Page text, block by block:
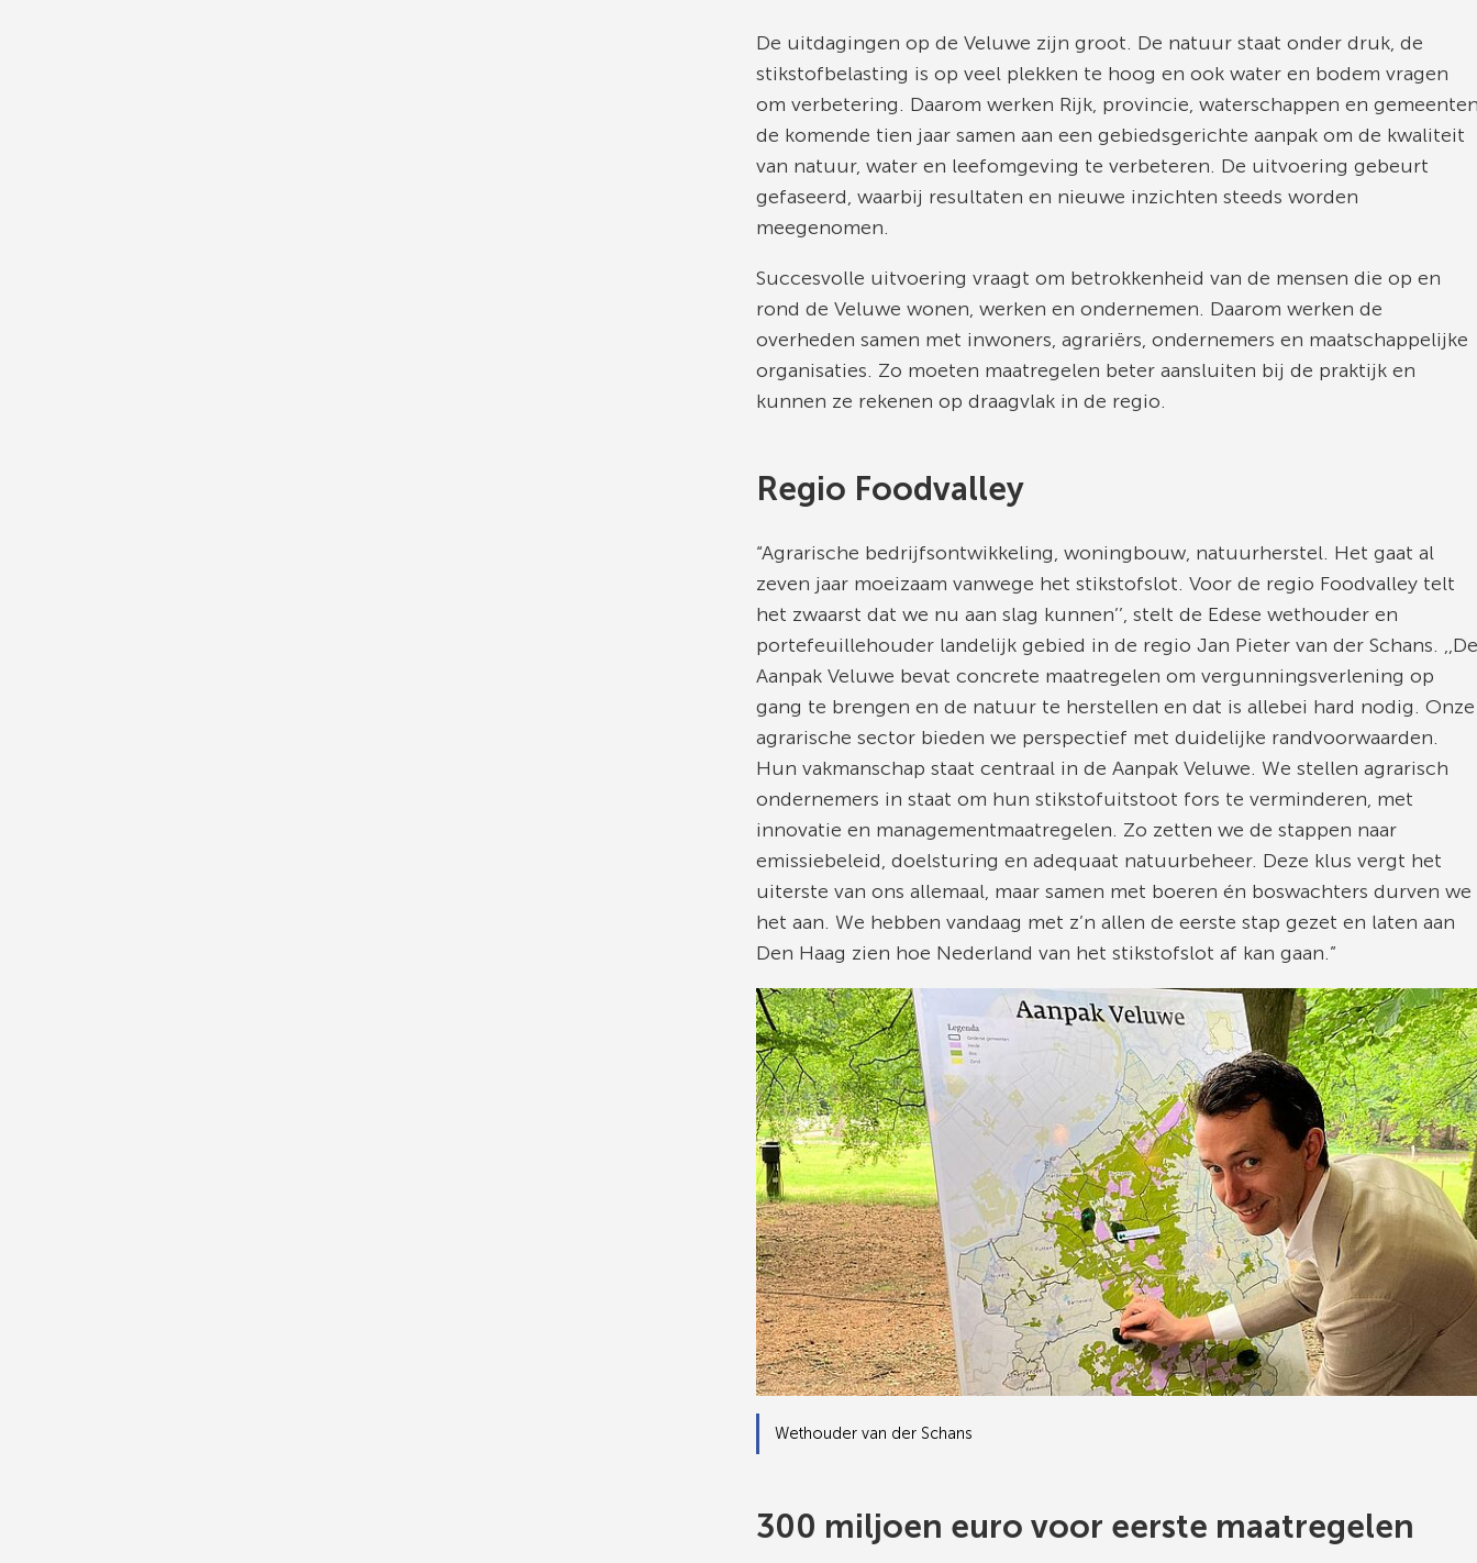
De uitdagingen op de Veluwe zijn groot. De natuur staat onder druk, de
stikstofbelasting is op veel plekken te hoog en ook water en bodem vragen
om verbetering. Daarom werken Rijk, provincie, waterschappen en
de komende tien jaar samen aan een gebiedsgerichte aanpak om de kwaliteit
van natuur, water en leefomgeving te verbeteren. De uitvoering gebeurt
gefaseerd, waarbij resultaten en nieuwe inzichten steeds worden
meegenomen.
Succesvolle uitvoering vraagt om betrokkenheid van de mensen die op en
rond de Veluwe wonen, werken en ondernemen. Daarom werken de
overheden samen met inwoners, agrariërs, ondernemers en maatschappelijke
organisaties. Zo moeten maatregelen beter aansluiten bij de praktijk en
kunnen ze rekenen op draagvlak in de regio.
Regio Foodvalley
“Agrarische bedrijfsontwikkeling, woningbouw, natuurherstel. Het gaat al
zeven jaar moeizaam vanwege het stikstofslot. Voor de regio Foodvalley telt
het zwaarst dat we nu aan slag kunnen’’, stelt de Edese wethouder en
portefeuillehouder landelijk gebied in de regio Jan Pieter van der Schans. ,,De
Aanpak Veluwe bevat concrete maatregelen om vergunningsverlening op
gang te brengen en de natuur te herstellen en dat is allebei hard nodig. Onze
agrarische sector bieden we perspectief met duidelijke randvoorwaarden.
Hun vakmanschap staat centraal in de Aanpak Veluwe. We stellen agrarisch
ondernemers in staat om hun stikstofuitstoot fors te verminderen, met
innovatie en managementmaatregelen. Zo zetten we de stappen naar
emissiebeleid, doelsturing en adequaat natuurbeheer. Deze klus vergt het
uiterste van ons allemaal, maar samen met boeren én boswachters durven we
het aan. We hebben vandaag met z’n allen de eerste stap gezet en laten aan
Den Haag zien hoe Nederland van het stikstofslot af kan gaan.”
Wethouder van der Schans
300 miljoen euro voor eerste maatregelen